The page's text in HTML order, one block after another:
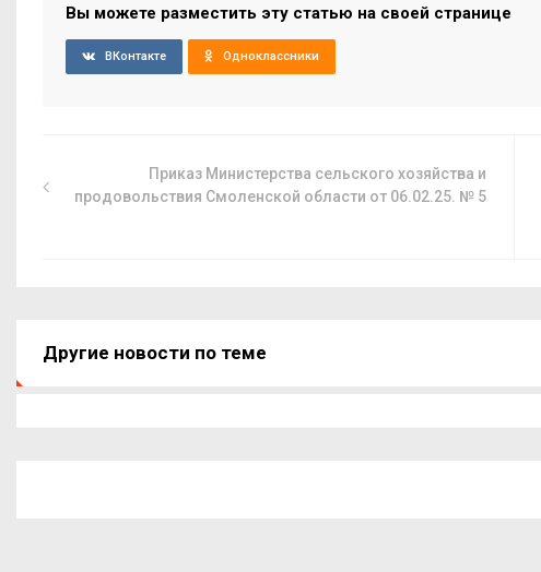
Вы можете разместить эту статью на своей странице
ВКонтакте Одноклассники
Приказ Министерства сельского хозяйства и
продовольствия Смоленской области от 06.02.25. № 5
Другие новости по теме